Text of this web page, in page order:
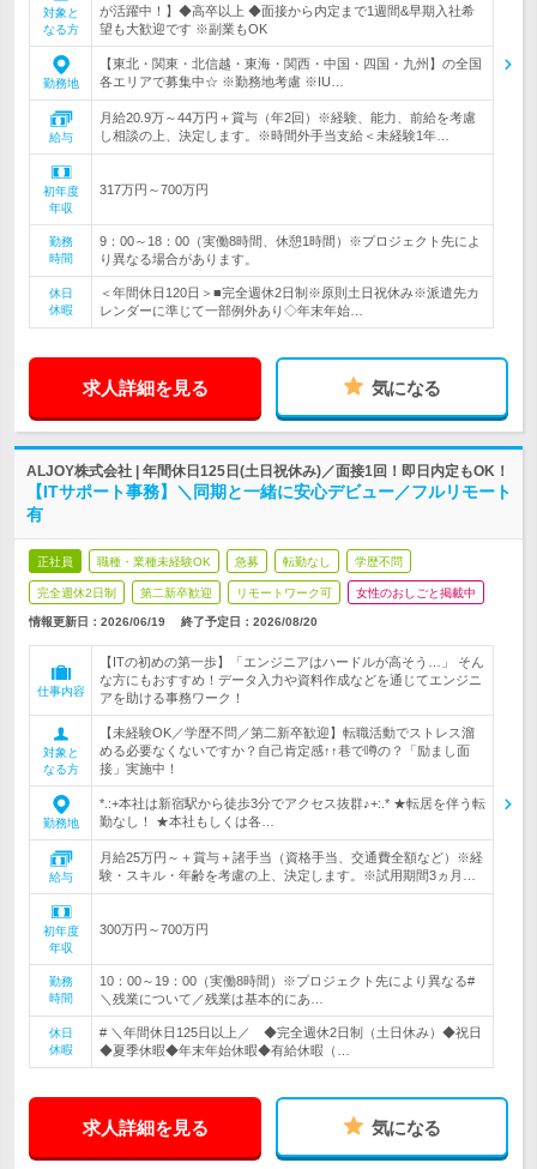
対象と
なる方
が活躍中！】◆高卒以上 ◆面接から内定まで1週間&早期入社希
望も大歓迎です ※副業もOK
勤務地
【東北・関東・北信越・東海・関西・中国・四国・九州】の全国
各エリアで募集中☆ ※勤務地考慮 ※IU…
給与
月給20.9万～44万円＋賞与（年2回）※経験、能力、前給を考慮
し相談の上、決定します。※時間外手当支給＜未経験1年…
初年度
年収
317万円～700万円
勤務
時間
9：00～18：00（実働8時間、休憩1時間）※プロジェクト先によ
り異なる場合があります。
休日
休暇
＜年間休日120日＞■完全週休2日制※原則土日祝休み※派遣先カ
レンダーに準じて一部例外あり◇年末年始…
求人詳細を見る 気になる
ALJOY株式会社 | 年間休日125日(土日祝休み)／面接1回！即日内定もOK！
【ITサポート事務】＼同期と一緒に安心デビュー／フルリモート
有
正社員 職種・業種未経験OK 急募 転勤なし 学歴不問
完全週休2日制 第二新卒歓迎 リモートワーク可 女性のおしごと掲載中
情報更新日：2026/06/19 終了予定日： 2026/08/20
仕事内容
【ITの初めの第一歩】「エンジニアはハードルが高そう…」 そん
な方にもおすすめ！データ入力や資料作成などを通じてエンジニ
アを助ける事務ワーク！
対象と
なる方
【未経験OK／学歴不問／第二新卒歓迎】転職活動でストレス溜
める必要なくないですか？自己肯定感↑↑巷で噂の？「励まし面
接」実施中！
勤務地
*.:+本社は新宿駅から徒歩3分でアクセス抜群♪+:.* ★転居を伴う転
勤なし！ ★本社もしくは各…
給与
月給25万円～＋賞与＋諸手当（資格手当、交通費全額など）※経
験・スキル・年齢を考慮の上、決定します。※試用期間3ヵ月…
初年度
年収
300万円～700万円
勤務
時間
10：00～19：00（実働8時間）※プロジェクト先により異なる#
＼残業について／残業は基本的にあ…
休日
休暇
# ＼年間休日125日以上／ ◆完全週休2日制（土日休み）◆祝日
◆夏季休暇◆年末年始休暇◆有給休暇（…
求人詳細を見る 気になる